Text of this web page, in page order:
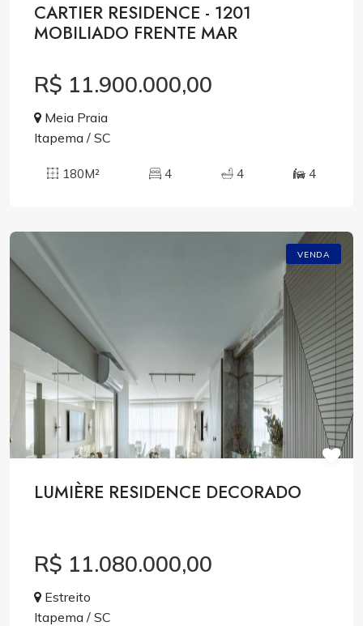
CARTIER RESIDENCE - 1201
MOBILIADO FRENTE MAR
R$ 11.900.000,00
Meia Praia
Itapema / SC
180M² 4 4 4
VENDA
LUMIÈRE RESIDENCE DECORADO
R$ 11.080.000,00
Estreito
Itapema / SC